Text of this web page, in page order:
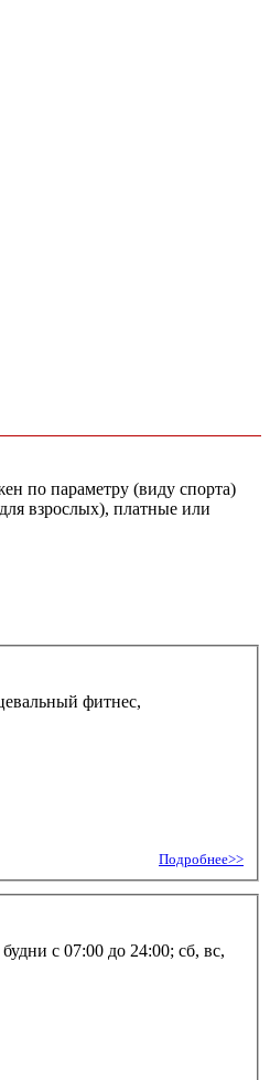
по параметру (виду спорта)
взрослых), платные или
фитнес,
Подробнее>>
с 07:00 до 24:00; сб, вс,